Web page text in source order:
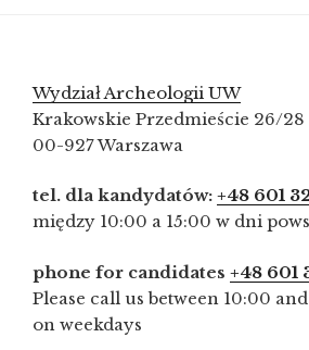
Wydział Archeologii UW
Krakowskie Przedmieście 26/28
00-927 Warszawa
tel. dla kandydatów: +48 601
między 10:00 a 15:00 w dni
phone for candidates +48 601
Please call us between 10:00
on weekdays